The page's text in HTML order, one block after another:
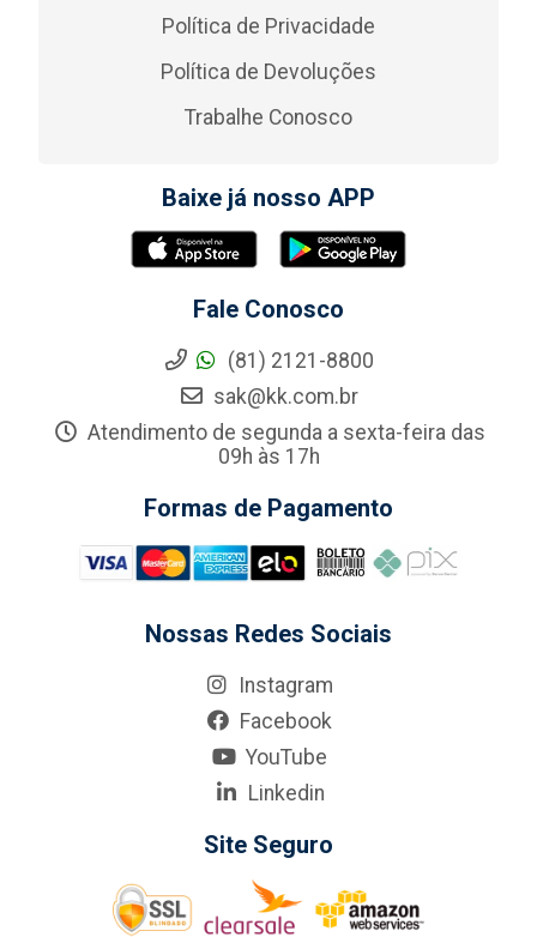
Política de Privacidade
Política de Devoluções
Trabalhe Conosco
Baixe já nosso APP
Fale Conosco
(81) 2121-8800
sak@kk.com.br
Atendimento de segunda a sexta-feira das
09h às 17h
Formas de Pagamento
Nossas Redes Sociais
Instagram
Facebook
YouTube
Linkedin
Site Seguro